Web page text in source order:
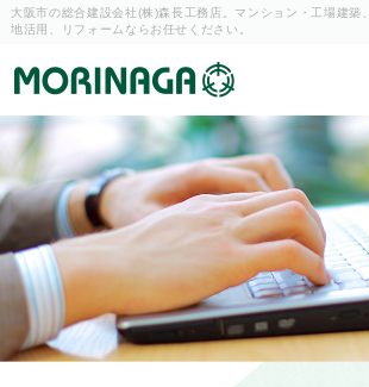
大阪市の総合建設会社(株)森長工務店。マンション・工場建築、
地活用、リフォームならお任せください。